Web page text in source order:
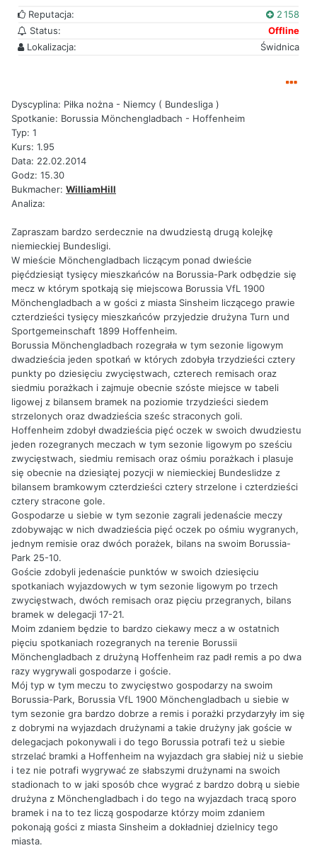
Reputacja:
2 158
Status:
Offline
Lokalizacja:
Świdnica
Dyscyplina: Piłka nożna - Niemcy ( Bundesliga )
Spotkanie: Borussia Mönchengladbach - Hoffenheim
Typ: 1
Kurs: 1.95
Data: 22.02.2014
Godz: 15.30
Bukmacher: WilliamHill
Analiza:
Zapraszam bardzo serdecznie na dwudziestą drugą kolejkę
niemieckiej Bundesligi.
W mieście Mönchengladbach liczącym ponad dwieście
pięćdziesiąt tysięcy mieszkańców na Borussia-Park odbędzie się
mecz w którym spotkają się miejscowa Borussia VfL 1900
Mönchengladbach a w gości z miasta Sinsheim liczącego prawie
czterdzieści tysięcy mieszkańców przyjedzie drużyna Turn und
Sportgemeinschaft 1899 Hoffenheim.
Borussia Mönchengladbach rozegrała w tym sezonie ligowym
dwadzieścia jeden spotkań w których zdobyła trzydzieści cztery
punkty po dziesięciu zwycięstwach, czterech remisach oraz
siedmiu porażkach i zajmuje obecnie szóste miejsce w tabeli
ligowej z bilansem bramek na poziomie trzydzieści siedem
strzelonych oraz dwadzieścia sześc straconych goli.
Hoffenheim zdobył dwadzieścia pięć oczek w swoich dwudziestu
jeden rozegranych meczach w tym sezonie ligowym po sześciu
zwycięstwach, siedmiu remisach oraz ośmiu porażkach i plasuje
się obecnie na dziesiątej pozycji w niemieckiej Bundeslidze z
bilansem bramkowym czterdzieści cztery strzelone i czterdzieści
cztery stracone gole.
Gospodarze u siebie w tym sezonie zagrali jedenaście meczy
zdobywając w nich dwadzieścia pięć oczek po ośmiu wygranych,
jednym remisie oraz dwóch porażek, bilans na swoim Borussia-
Park 25-10.
Goście zdobyli jedenaście punktów w swoich dziesięciu
spotkaniach wyjazdowych w tym sezonie ligowym po trzech
zwycięstwach, dwóch remisach oraz pięciu przegranych, bilans
bramek w delegacji 17-21.
Moim zdaniem będzie to bardzo ciekawy mecz a w ostatnich
pięciu spotkaniach rozegranych na terenie Borussii
Mönchengladbach z drużyną Hoffenheim raz padł remis a po dwa
razy wygrywali gospodarze i goście.
Mój typ w tym meczu to zwycięstwo gospodarzy na swoim
Borussia-Park, Borussia VfL 1900 Mönchengladbach u siebie w
tym sezonie gra bardzo dobrze a remis i porażki przydarzyły im się
z dobrymi na wyjazdach drużynami a takie drużyny jak goście w
delegacjach pokonywali i do tego Borussia potrafi też u siebie
strzelać bramki a Hoffenheim na wyjazdach gra słabiej niż u siebie
i tez nie potrafi wygrywać ze słabszymi drużynami na swoich
stadionach to w jaki sposób chce wygrać z bardzo dobrą u siebie
drużyna z Mönchengladbach i do tego na wyjazdach tracą sporo
bramek i na to tez liczą gospodarze którzy moim zdaniem
pokonają gości z miasta Sinsheim a dokładniej dzielnicy tego
miasta.